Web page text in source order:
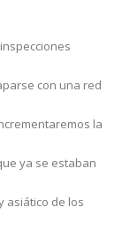
con una red
la
ya se estaban
asiático de los